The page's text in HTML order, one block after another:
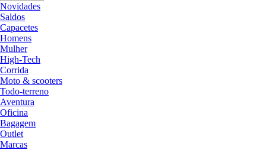
Novidades
Saldos
Capacetes
Homens
Mulher
High-Tech
Corrida
Moto & scooters
Todo-terreno
Aventura
Oficina
Bagagem
Outlet
Marcas